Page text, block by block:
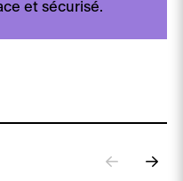
et sécurisé.